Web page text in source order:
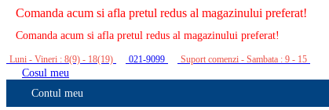
Comanda acum si afla pretul redus al magazinului preferat!
Comanda acum si afla pretul redus al magazinului preferat!
Luni - Vineri : 8(9) - 18(19) 021-9099 Suport comenzi - Sambata : 9 - 15
Cosul meu
Contul meu